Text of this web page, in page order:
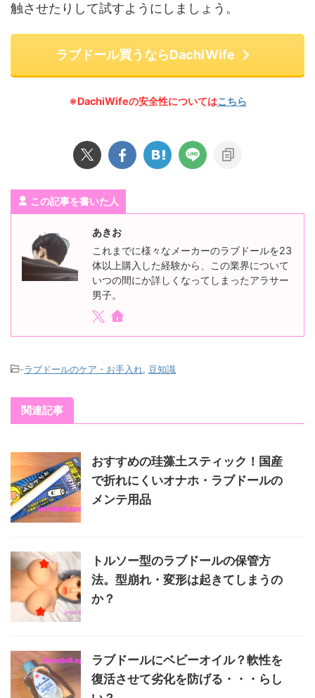
触させたりして試すようにしましょう。
ラブドール買うならDachiWife
※DachiWifeの安全性についてはこちら
この記事を書いた人
あきお
これまでに様々なメーカーのラブドールを23
体以上購入した経験から、この業界について
いつの間にか詳しくなってしまったアラサー
男子。
-ラブドールのケア・お手入れ 豆知識
関連記事
おすすめの珪藻土スティック！国産
で折れにくいオナホ・ラブドールの
メンテ用品
トルソー型のラブドールの保管方
法。型崩れ・変形は起きてしまうの
か？
ラブドールにベビーオイル？軟性を
復活させて劣化を防げる・・・らし